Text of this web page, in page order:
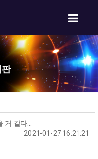
판
거 같다...
2021-01-27 16:21:21